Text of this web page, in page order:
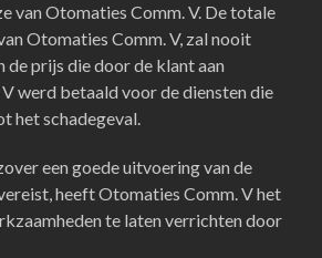
van Otomaties Comm. V. De totale
Otomaties Comm. V, zal nooit
de prijs die door de klant aan
werd betaald voor de diensten die
het schadegeval.
een goede uitvoering van de
heeft Otomaties Comm. V het
te laten verrichten door